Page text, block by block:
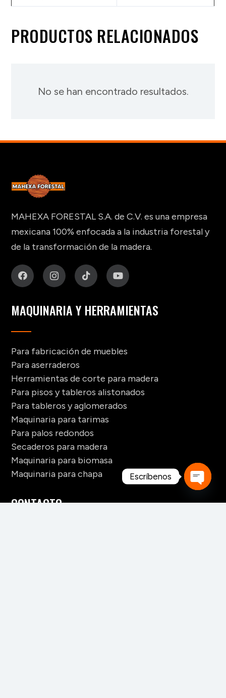
PRODUCTOS RELACIONADOS
No se han encontrado resultados.
MAHEXA FORESTAL S.A. de C.V. es una empresa
mexicana 100% enfocada a la industria forestal y
de la transformación de la madera.
MAQUINARIA Y HERRAMIENTAS
Para fabricación de muebles
Para aserraderos
Herramientas de corte para madera
Para pisos y tableros alistonados
Para tableros y aglomerados
Maquinaria para tarimas
Para palos redondos
Secaderos para madera
Maquinaria para biomasa
Maquinaria para chapa
CONTACTO
Escríbenos